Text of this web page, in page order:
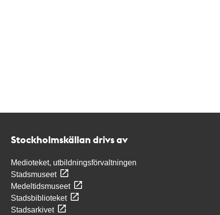
Stockholmskällan drivs av
Medioteket, utbildningsförvaltningen
Stadsmuseet
Medeltidsmuseet
Stadsbiblioteket
Stadsarkivet